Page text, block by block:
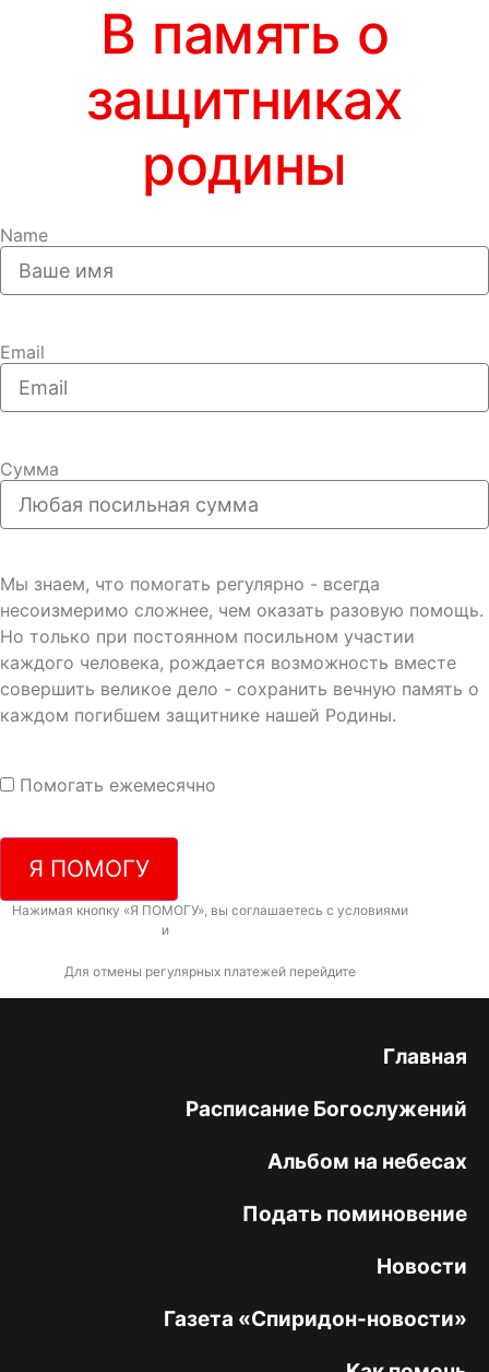
В память о
защитниках
родины
Name
Email
Сумма
Мы знаем, что помогать регулярно - всегда
несоизмеримо сложнее, чем оказать разовую помощь.
Но только при постоянном посильном участии
каждого человека, рождается возможность вместе
совершить великое дело - сохранить вечную память о
каждом погибшем защитнике нашей Родины.
Помогать ежемесячно
Я ПОМОГУ
Нажимая кнопку «Я ПОМОГУ», вы соглашаетесь с условиями
и
Для отмены регулярных платежей перейдите
Главная
Расписание Богослужений
Альбом на небесах
Подать поминовение
Новости
Газета «Спиридон-новости»